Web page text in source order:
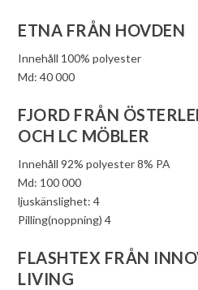
ETNA FRÅN HOVDEN
Innehåll 100% polyester
Md: 40 000
FJORD FRÅN
OCH LC MÖBLER
Innehåll 92% polyester 8% PA
Md: 100 000
ljuskänslighet: 4
Pilling(noppning) 4
FLASHTEX FRÅN
LIVING